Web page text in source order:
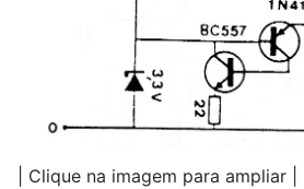
| Clique na imagem para ampliar |